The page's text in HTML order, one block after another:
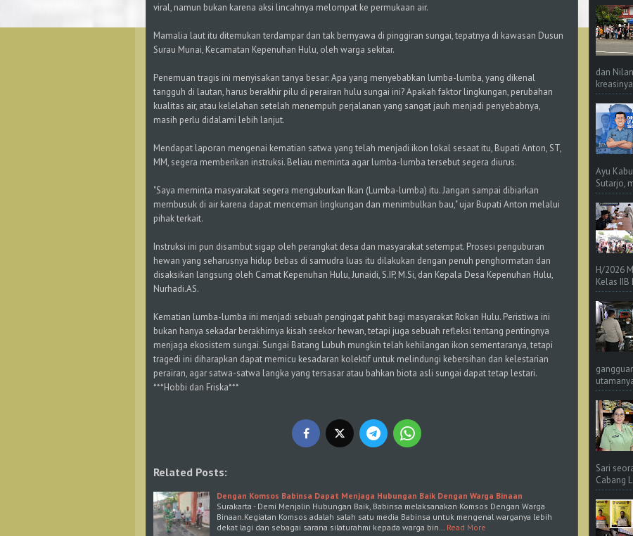
viral, namun bukan karena aksi lincahnya melompat ke permukaan air.
​Mamalia laut itu ditemukan terdampar dan tak bernyawa di pinggiran sungai, tepatnya di kawasan Dusun
Surau Munai, Kecamatan Kepenuhan Hulu, oleh warga sekitar.
​Penemuan tragis ini menyisakan tanya besar: Apa yang menyebabkan lumba-lumba, yang dikenal
tangguh di lautan, harus berakhir pilu di perairan hulu sungai ini? Apakah faktor lingkungan, perubahan
kualitas air, atau kelelahan setelah menempuh perjalanan yang sangat jauh menjadi penyebabnya,
masih perlu didalami lebih lanjut.
​Mendapat laporan mengenai kematian satwa yang telah menjadi ikon lokal sesaat itu, Bupati Anton, ST,
MM, segera memberikan instruksi. Beliau meminta agar lumba-lumba tersebut segera diurus.
​"Saya meminta masyarakat segera menguburkan Ikan (Lumba-lumba) itu. Jangan sampai dibiarkan
membusuk di air karena dapat mencemari lingkungan dan menimbulkan bau," ujar Bupati Anton melalui
pihak terkait.
​Instruksi ini pun disambut sigap oleh perangkat desa dan masyarakat setempat. Prosesi penguburan
hewan yang seharusnya hidup bebas di samudra luas itu dilakukan dengan penuh penghormatan dan
disaksikan langsung oleh Camat Kepenuhan Hulu, Junaidi, S.IP, M.Si, dan Kepala Desa Kepenuhan Hulu,
Nurhadi.AS.
​Kematian lumba-lumba ini menjadi sebuah pengingat pahit bagi masyarakat Rokan Hulu. Peristiwa ini
bukan hanya sekadar berakhirnya kisah seekor hewan, tetapi juga sebuah refleksi tentang pentingnya
menjaga ekosistem sungai. Sungai Batang Lubuh mungkin telah kehilangan ikon sementaranya, tetapi
tragedi ini diharapkan dapat memicu kesadaran kolektif untuk melindungi kebersihan dan kelestarian
perairan, agar satwa-satwa langka yang tersasar atau bahkan biota asli sungai dapat tetap lestari.
***Hobbi dan Friska***
Related Posts:
Dengan Komsos Babinsa Dapat Menjaga Hubungan Baik Dengan Warga Binaan
Surakarta - Demi Menjalin Hubungan Baik, Babinsa melaksanakan Komsos Dengan Warga
Binaan.Kegiatan Komsos adalah salah satu media Babinsa untuk mengenal warganya lebih
dekat lagi dan sebagai sarana silaturahmi kepada warga bin… Read More
dan
Ayu
Sutarjo,
H/2026
Kelas IIB
Sari
Cabang